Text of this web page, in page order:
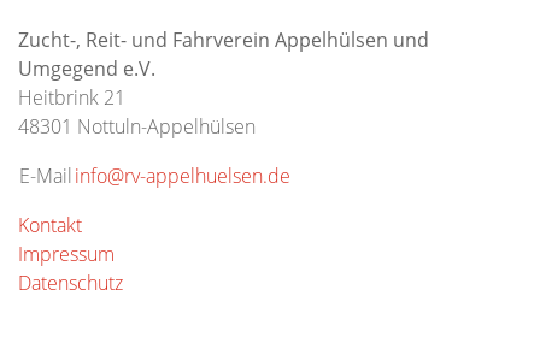
Zucht-, Reit- und Fahrverein Appelhülsen und
Umgegend e.V.
Heitbrink 21
48301 Nottuln-Appelhülsen
E-Mailinfo@rv-appelhuelsen.de
Kontakt
Impressum
Datenschutz